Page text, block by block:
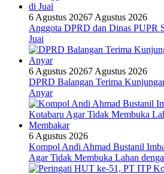
6 Agustus 20267 Agustus 2026
Anggota DPRD dan Dinas PUPR
Juai
6 Agustus 20267 Agustus 2026
DPRD Balangan Terima
Anyar
6 Agustus 2026
Kompol Andi Ahmad Bustanil
Agar Tidak Membuka Lahan